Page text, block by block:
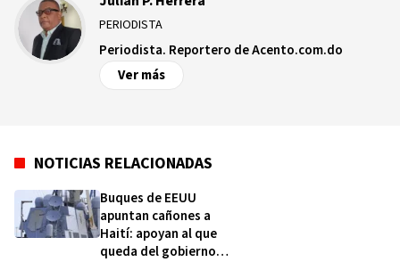
PERIODISTA
Periodista. Reportero de Acento.com.do
Ver más
NOTICIAS RELACIONADAS
Buques de EEUU
apuntan cañones a
Haití: apoyan al que
queda del gobierno